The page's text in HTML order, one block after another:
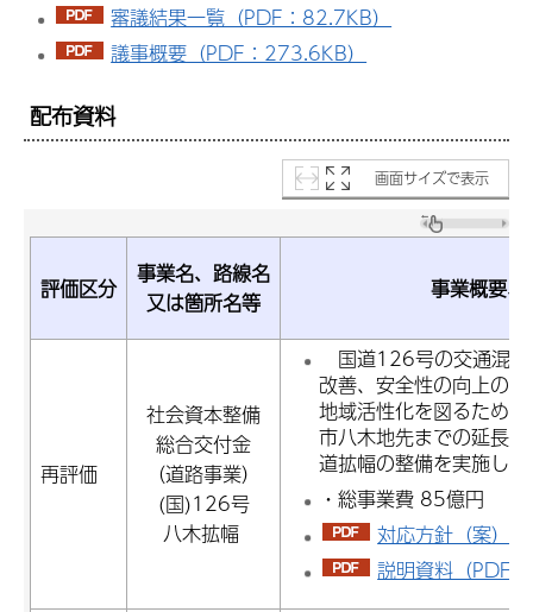
審議結果一覧（PDF：82.7KB）
議事概要（PDF：273.6KB）
配布資料
画面サイズで表示
評価区分
事業名、路線名
又は箇所名等
事業概要、
再評価
社会資本整備
総合交付金
（道路事業）
(国)126号
八木拡幅
国道126号の交通混雑
改善、安全性の向上の
地域活性化を図るため
市八木地先までの延長
道拡幅の整備を実施し
・総事業費 85億円 ・
対応方針（案）
説明資料（PDF